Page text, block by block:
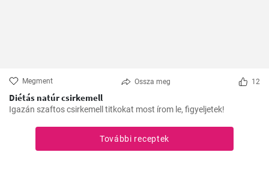
Megment Ossza meg 12
Diétás natúr csirkemell
Igazán szaftos csirkemell titkokat most írom le, figyeljetek!
További receptek